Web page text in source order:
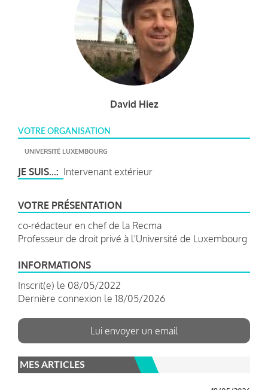
David Hiez
VOTRE ORGANISATION
UNIVERSITÉ LUXEMBOURG
JE SUIS... Intervenant extérieur
VOTRE PRÉSENTATION
co-rédacteur en chef de la Recma
Professeur de droit privé à l'Université de Luxembourg
INFORMATIONS
Inscrit(e) le 08/05/2022
Dernière connexion le 18/05/2026
Lui envoyer un email
MES ARTICLES